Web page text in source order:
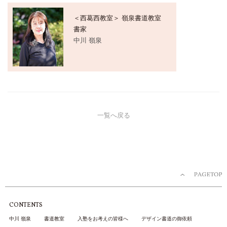
＜西葛西教室＞ 嶺泉書道教室
書家
中川 嶺泉
一覧へ戻る
CONTENTS
中川 嶺泉 書道教室 入塾をお考えの皆様へ デザイン書道の御依頼